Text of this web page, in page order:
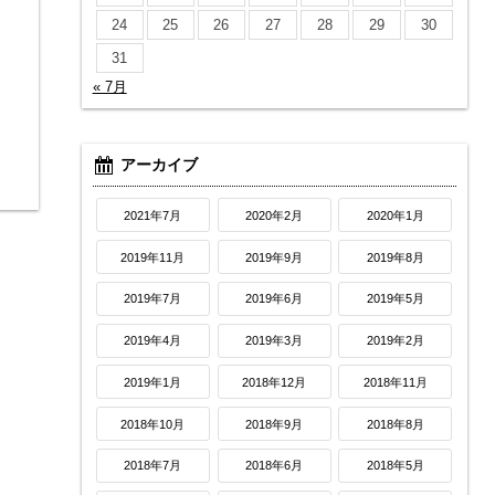
24 25 26 27 28 29
30
31
« 7月
アーカイブ
2021年7月 2020年2月 2020年1月
2019年11月 2019年9月 2019年8月
2019年7月 2019年6月 2019年5月
2019年4月 2019年3月 2019年2月
2019年1月 2018年12月 2018年11月
2018年10月 2018年9月 2018年8月
2018年7月 2018年6月 2018年5月